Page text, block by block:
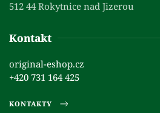
512 44 Rokytnice nad Jizerou
Kontakt
original-eshop.cz
+420 731 164 425
KONTAKTY